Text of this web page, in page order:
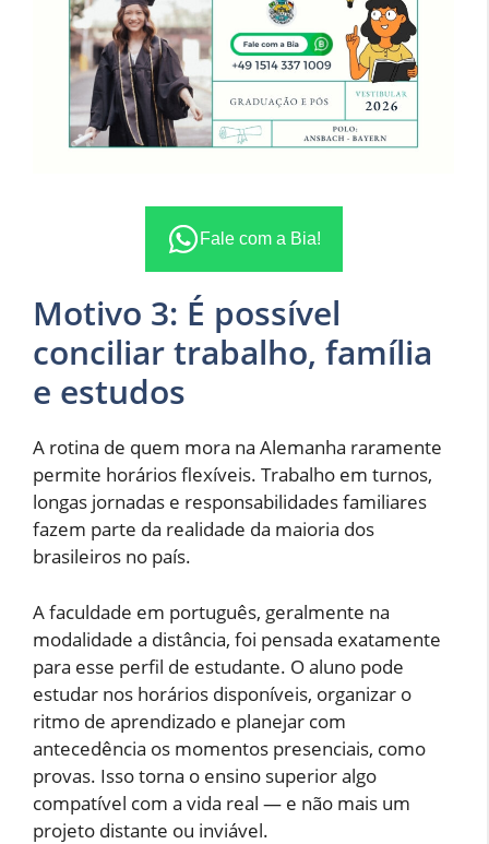
Fale com a Bia!
Motivo 3: É possível
conciliar trabalho, família
e estudos
A rotina de quem mora na Alemanha raramente
permite horários flexíveis. Trabalho em turnos,
longas jornadas e responsabilidades familiares
fazem parte da realidade da maioria dos
brasileiros no país.
A faculdade em português, geralmente na
modalidade a distância, foi pensada exatamente
para esse perfil de estudante. O aluno pode
estudar nos horários disponíveis, organizar o
ritmo de aprendizado e planejar com
antecedência os momentos presenciais, como
provas. Isso torna o ensino superior algo
compatível com a vida real — e não mais um
projeto distante ou inviável.